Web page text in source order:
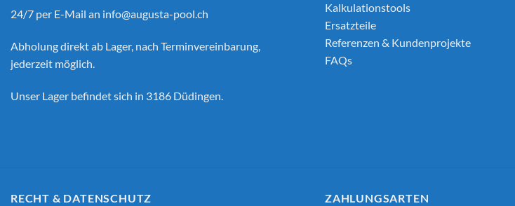
24/7 per E-Mail an info@augusta-pool.ch
Abholung direkt ab Lager, nach Terminvereinbarung,
jederzeit möglich.
Unser Lager befindet sich in 3186 Düdingen.
Kalkulationstools
Ersatzteile
Referenzen & Kundenprojekte
FAQs
RECHT & DATENSCHUTZ ZAHLUNGSARTEN